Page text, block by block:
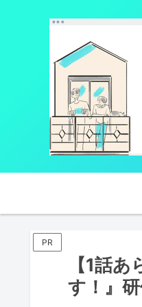
PR
【1話
す！』